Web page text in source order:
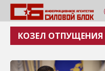
КОЗЕЛ ОТПУЩЕНИЯ